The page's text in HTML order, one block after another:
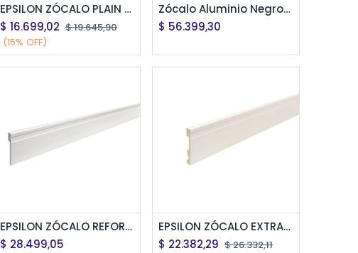
Agregar al Carrito EPSILON ZÓCALO PLAIN 70mm x 15mm x 2,44m ROBLE NATURAL
$16.699,02 $19.645,90
(15% OFF)
Agregar al Carrito Zócalo Aluminio Negro Mate Slim Atrim 10 Cm 2066 X 2,5 Metros
$ 56.399,30
Agregar al Carrito EPSILON ZÓCALO REFORMA LINE 120mm x 20mm x 2,44m BLANCO MATE
$ 28.499,05
Agregar al Carrito EPSILON ZÓCALO EXTRA LINE 100mm x 15mm x 2,44m BLANCO MATE
$ 22.382,29 $26.332,11